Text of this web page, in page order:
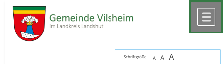
Schriftgröße A A A